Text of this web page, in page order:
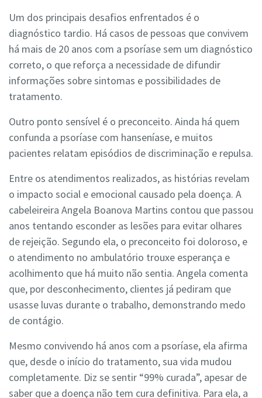
Um dos principais desafios enfrentados é o
diagnóstico tardio. Há casos de pessoas que convivem
há mais de 20 anos com a psoríase sem um diagnóstico
correto, o que reforça a necessidade de difundir
informações sobre sintomas e possibilidades de
tratamento.
Outro ponto sensível é o preconceito. Ainda há quem
confunda a psoríase com hanseníase, e muitos
pacientes relatam episódios de discriminação e repulsa.
Entre os atendimentos realizados, as histórias revelam
o impacto social e emocional causado pela doença. A
cabeleireira Angela Boanova Martins contou que passou
anos tentando esconder as lesões para evitar olhares
de rejeição. Segundo ela, o preconceito foi doloroso, e
o atendimento no ambulatório trouxe esperança e
acolhimento que há muito não sentia. Angela comenta
que, por desconhecimento, clientes já pediram que
usasse luvas durante o trabalho, demonstrando medo
de contágio.
Mesmo convivendo há anos com a psoríase, ela afirma
que, desde o início do tratamento, sua vida mudou
completamente. Diz se sentir “99% curada”, apesar de
saber que a doença não tem cura definitiva. Para ela, a